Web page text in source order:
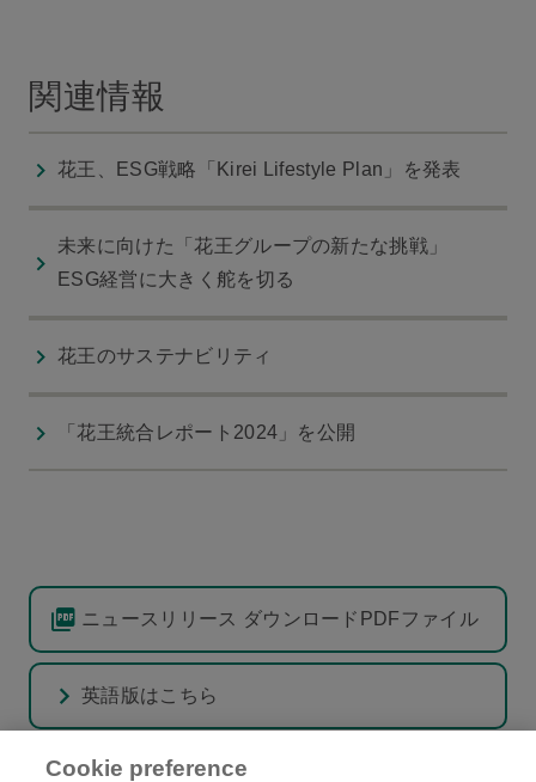
関連情報
花王、ESG戦略「Kirei Lifestyle Plan」を発表
未来に向けた「花王グループの新たな挑戦」
ESG経営に大きく舵を切る
花王のサステナビリティ
「花王統合レポート2024」を公開
ニュースリリース ダウンロードPDFファイル
英語版はこちら
Cookie preference